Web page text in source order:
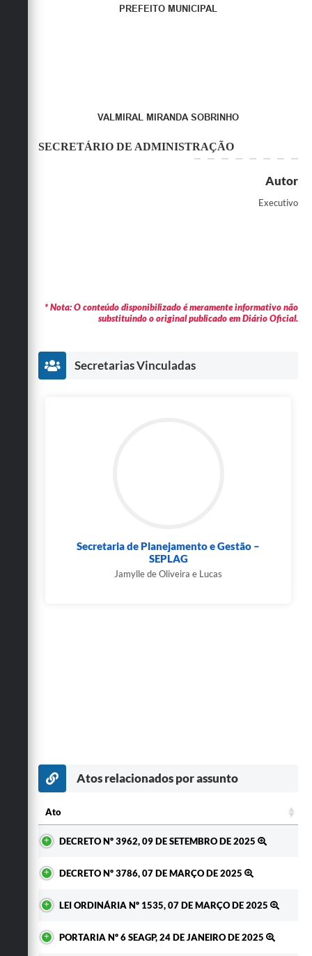
PREFEITO MUNICIPAL
VALMIRAL MIRANDA SOBRINHO
SECRETÁRIO DE ADMINISTRAÇÃO
Autor
Executivo
* Nota: O conteúdo disponibilizado é meramente informativo não
substituindo o original publicado em Diário Oficial.
Secretarias Vinculadas
Secretaria de Planejamento e Gestão –
SEPLAG
Jamylle de Oliveira e Lucas
Atos relacionados por assunto
Ato
DECRETO Nº 3962, 09 DE SETEMBRO DE 2025
DECRETO Nº 3786, 07 DE MARÇO DE 2025
LEI ORDINÁRIA Nº 1535, 07 DE MARÇO DE 2025
PORTARIA Nº 6 SEAGP, 24 DE JANEIRO DE 2025